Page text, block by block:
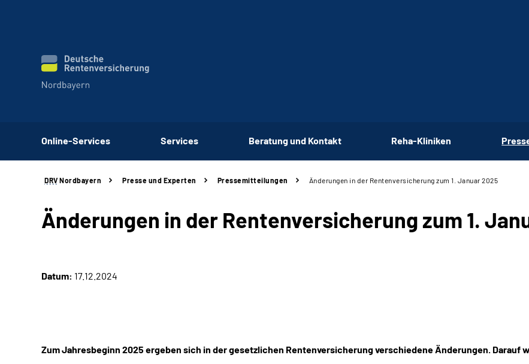
Online-Services Services Beratung und Kontakt Reha-Kliniken
DRV Nordbayern Presse und Experten Pressemitteilungen Änderungen in der Rentenversicherung zum 1. Januar 2025
Änderungen in der Rentenversicherung zum 1.
Datum: 17.12.2024
Zum Jahresbeginn 2025 ergeben sich in der gesetzlichen Rentenversicherung verschiedene Änderungen. Darauf